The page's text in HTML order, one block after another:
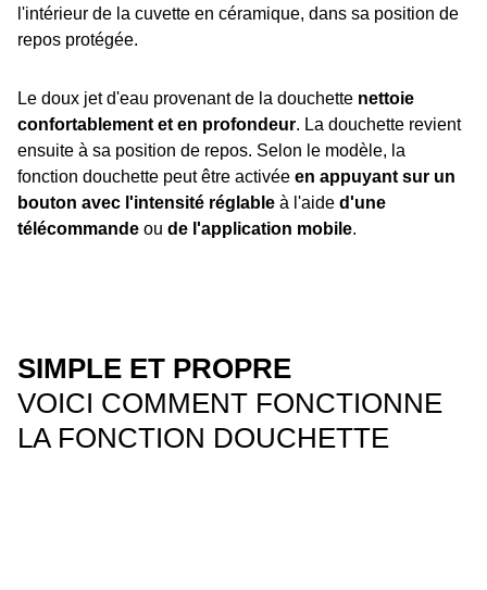
l'intérieur de la cuvette en céramique, dans sa position de
repos protégée.
Le doux jet d'eau provenant de la douchette nettoie
confortablement et en profondeur. La douchette revient
ensuite à sa position de repos. Selon le modèle, la
fonction douchette peut être activée en appuyant sur un
bouton avec l'intensité réglable à l'aide d'une
télécommande ou de l'application mobile.
SIMPLE ET PROPRE
VOICI COMMENT FONCTIONNE
LA FONCTION DOUCHETTE